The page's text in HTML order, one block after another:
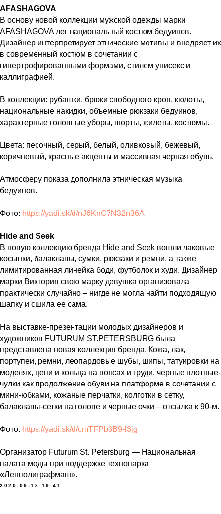
AFASHAGOVA
В основу новой коллекции мужской одежды марки
AFASHAGOVA лег национальный костюм бедуинов.
Дизайнер интерпретирует этнические мотивы и внедряет их
в современный костюм в сочетании с
гипертрофированными формами, стилем унисекс и
каллиграфией.
В коллекции: рубашки, брюки свободного кроя, кюлоты,
национальные накидки, объемные рюкзаки бедуинов,
характерные головные уборы, шорты, жилеты, костюмы.
Цвета: песочный, серый, белый, оливковый, бежевый,
коричневый, красные акценты и массивная черная обувь.
Атмосферу показа дополнила этническая музыка
бедуинов.
Фото: https://yadi.sk/d/nJ6KnC7N32n36A
Hide and Seek
В новую коллекцию бренда Hide and Seek вошли лаковые
косынки, балаклавы, сумки, рюкзаки и ремни, а также
лимитированная линейка боди, футболок и худи. Дизайнер
марки Виктория свою марку девушка организовала
практически случайно – нигде не могла найти подходящую
шапку и сшила ее сама.
На выставке-презентации молодых дизайнеров и
художников FUTURUM ST.PETERSBURG была
представлена новая коллекция бренда. Кожа, лак,
портупеи, ремни, леопардовые шубы, шипы, татуировки на
моделях, цепи и кольца на поясах и груди, черные плотные-
чулки как продолжение обуви на платформе в сочетании с
мини-юбками, кожаные перчатки, колготки в сетку,
балаклавы-сетки на голове и черные очки – отсылка к 90-м.
Фото: https://yadi.sk/d/cmTFPb3B9-l3jg
Организатор Futurum St. Petersburg — Национальная
палата моды при поддержке технопарка
«Ленполиграфмаш».
2020-09-18 19:41